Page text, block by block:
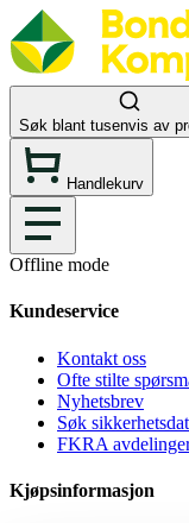
Søk blant tusenvis av
Handlekurv
Offline mode
Kundeservice
Kontakt oss
Ofte stilte
Nyhetsbrev
Søk
FKRA
Kjøpsinformasjon